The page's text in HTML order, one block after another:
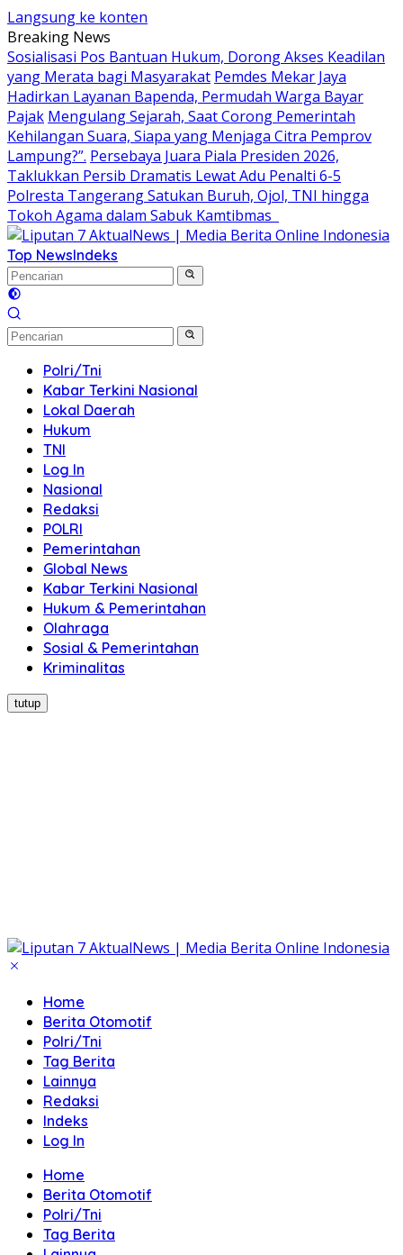
Langsung ke konten
Breaking News
Sosialisasi Pos Bantuan Hukum, Dorong Akses Keadilan
yang Merata bagi Masyarakat Pemdes Mekar Jaya
Hadirkan Layanan Bapenda, Permudah Warga Bayar
Pajak Mengulang Sejarah, Saat Corong Pemerintah
Kehilangan Suara, Siapa yang Menjaga Citra Pemprov
Lampung?”. Persebaya Juara Piala Presiden 2026,
Taklukkan Persib Dramatis Lewat Adu Penalti 6-5
Polresta Tangerang Satukan Buruh, Ojol, TNI hingga
Tokoh Agama dalam Sabuk Kamtibmas
Top NewsIndeks
Polri/Tni
Kabar Terkini Nasional
Lokal Daerah
Hukum
TNI
Log In
Nasional
Redaksi
POLRI
Pemerintahan
Global News
Kabar Terkini Nasional
Hukum & Pemerintahan
Olahraga
Sosial & Pemerintahan
Kriminalitas
tutup
Home
Berita Otomotif
Polri/Tni
Tag Berita
Lainnya
Redaksi
Indeks
Log In
Home
Berita Otomotif
Polri/Tni
Tag Berita